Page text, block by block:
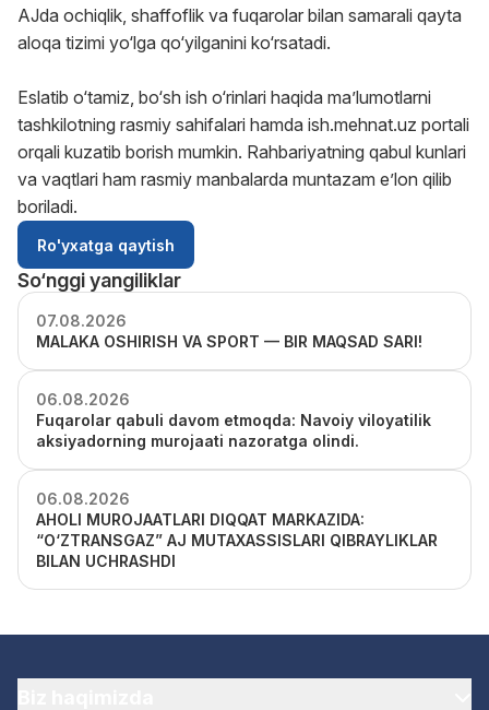
AJda ochiqlik, shaffoflik va fuqarolar bilan samarali qayta
aloqa tizimi yo‘lga qo‘yilganini ko‘rsatadi.
Eslatib o‘tamiz, bo‘sh ish o‘rinlari haqida ma’lumotlarni
tashkilotning rasmiy sahifalari hamda ish.mehnat.uz portali
orqali kuzatib borish mumkin. Rahbariyatning qabul kunlari
va vaqtlari ham rasmiy manbalarda muntazam e’lon qilib
boriladi.
Ro'yxatga qaytish
So‘nggi yangiliklar
07.08.2026
MALAKA OSHIRISH VA SPORT — BIR MAQSAD SARI!
06.08.2026
Fuqarolar qabuli davom etmoqda: Navoiy viloyatilik
aksiyadorning murojaati nazoratga olindi.
06.08.2026
AHOLI MUROJAATLARI DIQQAT MARKAZIDA:
“O‘ZTRANSGAZ” AJ MUTAXASSISLARI QIBRAYLIKLAR
BILAN UCHRASHDI